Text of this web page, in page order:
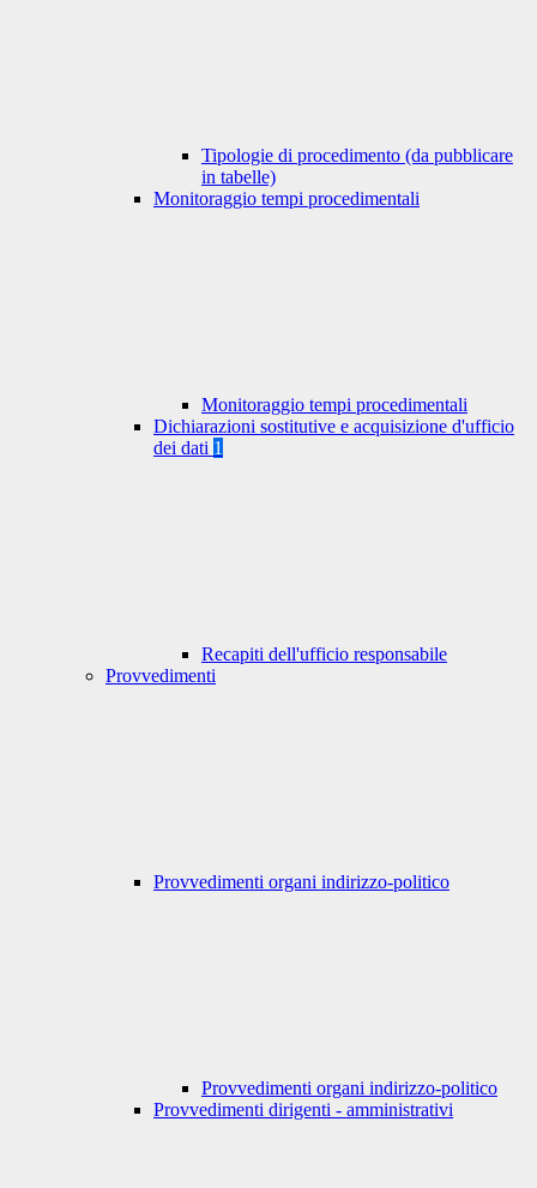
Tipologie di procedimento (da pubblicare
in tabelle)
Monitoraggio tempi procedimentali
Monitoraggio tempi procedimentali
Dichiarazioni sostitutive e acquisizione d'ufficio
dei dati 1
Recapiti dell'ufficio responsabile
Provvedimenti
Provvedimenti organi indirizzo-politico
Provvedimenti organi indirizzo-politico
Provvedimenti dirigenti - amministrativi